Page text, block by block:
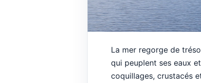
La mer regorge de
qui peuplent ses eaux
coquillages, crustacés